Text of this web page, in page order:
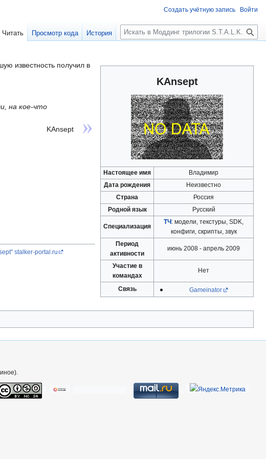
KAnsept
Настоящее имя
Владимир
Дата рождения
Неизвестно
Страна
Россия
Родной язык
Русский
Специализация
ТЧ : модели, текстуры, SDK,
конфиги, скрипты, звук
Период
активности
июнь 2008 - апрель 2009
Участие в
командах
Нет
Связь Gameinator
известность получил в
на кое-что
KAnsept
stalker-portal.ru
Создать учётную запись Войти
Читать Просмотр кода История
П
о
с